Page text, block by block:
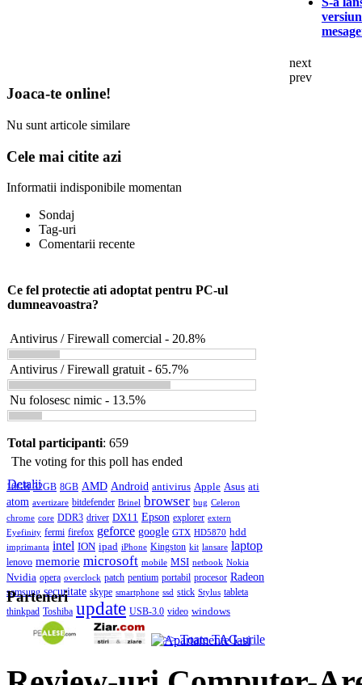
next
prev
Joaca-te online!
Nu sunt articole similare
Cele mai citite azi
Informatii indisponibile momentan
Sondaj
Tag-uri
Comentarii recente
Ce fel protectie ati adoptat pentru PC-ul
dumneavoastra?
Antivirus / Firewall comercial - 20.8%
Antivirus / Firewall gratuit - 65.7%
Nu folosesc nimic - 13.5%
Total participanti: 659
The voting for this poll has ended
Detalii
16GB 32GB 8GB AMD Android antivirus Apple Asus ati
atom avertizare bitdefender Brinel browser bug Celeron
chrome core DDR3 driver DX11 Epson explorer extern
Eyefinity fermi firefox geforce google GTX HD5870 hdd
imprimanta intel ION ipad iPhone Kingston kit lansare laptop
lenovo memorie microsoft mobile MSI netbook Nokia
Nvidia opera overclock patch pentium portabil procesor Radeon
samsung securitate skype smartphone ssd stick Stylus tableta
thinkpad Toshiba update USB-3.0 video windows
>> Toate TAG-urile
Parteneri